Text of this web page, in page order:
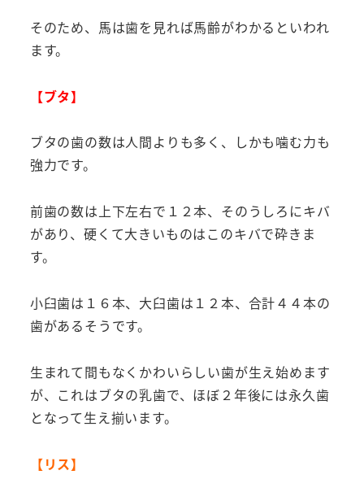
そのため、馬は歯を見れば馬齢がわかるといわれ
ます。
【ブタ】
ブタの歯の数は人間よりも多く、しかも噛む力も
強力です。
前歯の数は上下左右で１２本、そのうしろにキバ
があり、硬くて大きいものはこのキバで砕きま
す。
小臼歯は１６本、大臼歯は１２本、合計４４本の
歯があるそうです。
生まれて間もなくかわいらしい歯が生え始めます
が、これはブタの乳歯で、ほぼ２年後には永久歯
となって生え揃います。
【リス】